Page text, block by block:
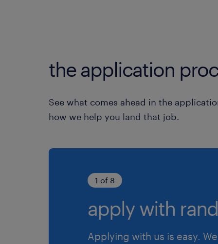
the application
See what comes ahead in the
how we help you land that job.
1 of 8
apply with
Applying with us is easy.